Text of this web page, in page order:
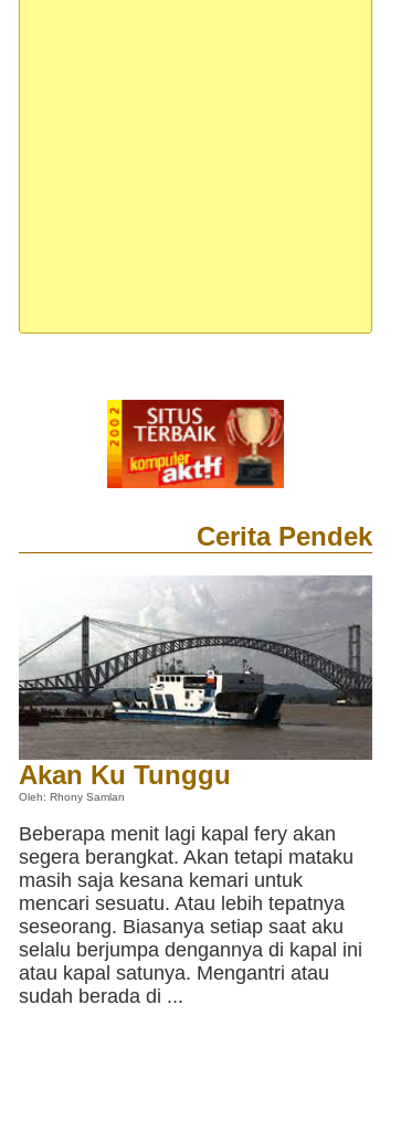
Cerita Pendek
Akan Ku Tunggu
Oleh: Rhony Samlan
Beberapa menit lagi kapal fery akan
segera berangkat. Akan tetapi mataku
masih saja kesana kemari untuk
mencari sesuatu. Atau lebih tepatnya
seseorang. Biasanya setiap saat aku
selalu berjumpa dengannya di kapal ini
atau kapal satunya. Mengantri atau
sudah berada di ...